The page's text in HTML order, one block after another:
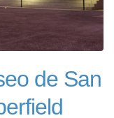
de San